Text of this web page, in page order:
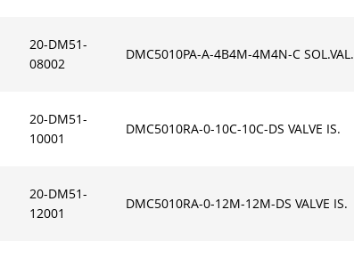
20-DM51-
08002
DMC5010PA-A-4B4M-4M4N-C SOL.VAL.
20-DM51-
10001
DMC5010RA-0-10C-10C-DS VALVE IS.
20-DM51-
12001
DMC5010RA-0-12M-12M-DS VALVE IS.